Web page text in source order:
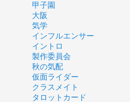
甲子園
大阪
気学
インフルエンサー
イントロ
製作委員会
秋の気配
仮面ライダー
クラスメイト
タロットカード